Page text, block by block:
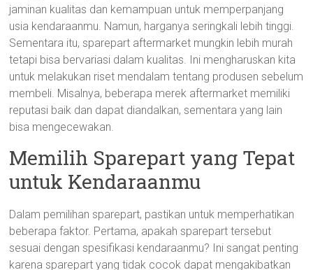
jaminan kualitas dan kemampuan untuk memperpanjang
usia kendaraanmu. Namun, harganya seringkali lebih tinggi.
Sementara itu, sparepart aftermarket mungkin lebih murah
tetapi bisa bervariasi dalam kualitas. Ini mengharuskan kita
untuk melakukan riset mendalam tentang produsen sebelum
membeli. Misalnya, beberapa merek aftermarket memiliki
reputasi baik dan dapat diandalkan, sementara yang lain
bisa mengecewakan.
Memilih Sparepart yang Tepat
untuk Kendaraanmu
Dalam pemilihan sparepart, pastikan untuk memperhatikan
beberapa faktor. Pertama, apakah sparepart tersebut
sesuai dengan spesifikasi kendaraanmu? Ini sangat penting
karena sparepart yang tidak cocok dapat mengakibatkan